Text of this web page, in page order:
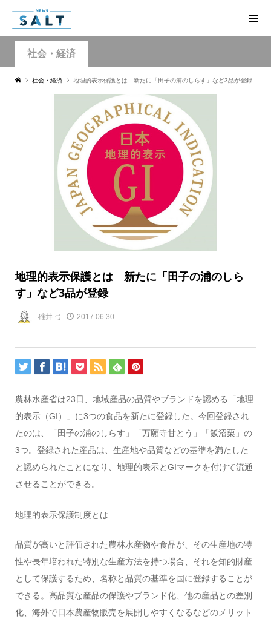
社会・経済
社会・経済 地理的表示保護とは 新たに「田子の浦のしらす」など3品が登録
地理的表示保護とは 新たに「田子の浦のしら
す」など3品が登録
碓井 弓 2017.06.30
農林水産省は23日、地域産品の品質やブランドを認める「地理
的表示（GI）」に3つの食品を新たに登録した。今回登録され
たのは、「田子の浦のしらす」「万願寺甘とう」「飯沼栗」の
3つ。登録された産品は、生産地や品質などの基準を満たした
と認められたことになり、地理的表示とGIマークを付けて流通
させることができる。
地理的表示保護制度とは
品質が高いと評価された農林水産物や食品が、その生産地の特
性や長年培われた特別な生産方法を持つ場合、それを知的財産
として保護するため、名称と品質の基準を国に登録することが
できる。高品質な産品の保護やブランド化、他の産品との差別
化、海外で日本農産物販売を展開しやすくなるなどのメリット